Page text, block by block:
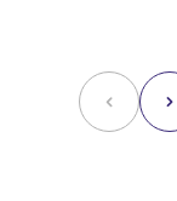
˂ ˃